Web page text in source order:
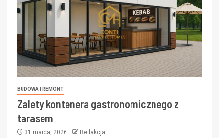
BUDOWA I REMONT
Zalety kontenera gastronomicznego z
tarasem
31 marca, 2026 Redakcja